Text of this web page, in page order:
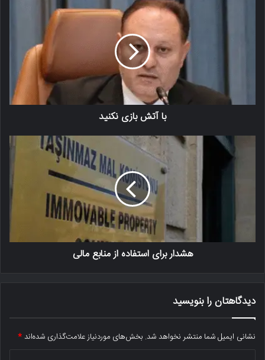
با آتش بازی نکنید
هشدار برای استفاده از منابع مالی
دیدگاهتان را بنویسید
نشانی ایمیل شما منتشر نخواهد شد. بخش‌های موردنیاز علامت‌گذاری شده‌اند*